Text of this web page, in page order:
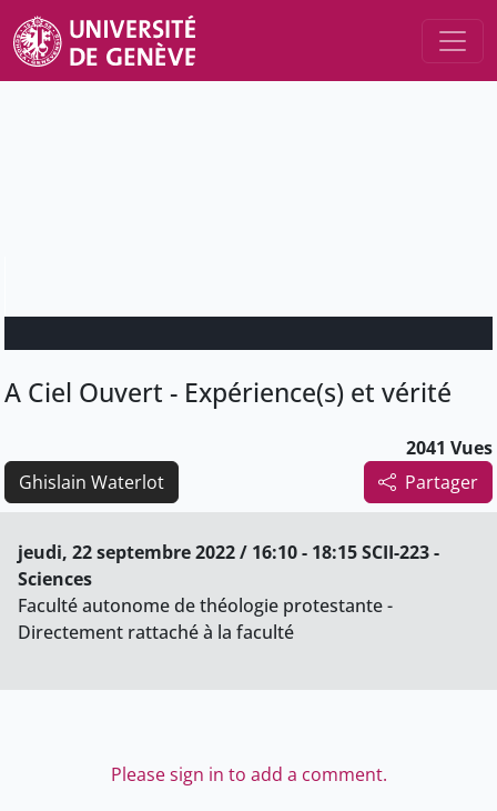
A Ciel Ouvert - Expérience(s) et vérité
2041 Vues
Partager
Ghislain Waterlot
jeudi, 22 septembre 2022 / 16:10 - 18:15 SCII-223 -
Sciences
Faculté autonome de théologie protestante -
Directement rattaché à la faculté
Please sign in to add a comment.